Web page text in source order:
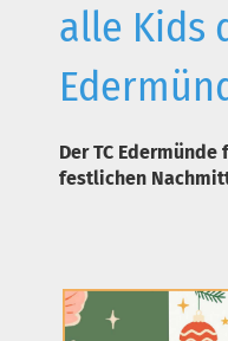
alle Kids
Der TC
festlichen